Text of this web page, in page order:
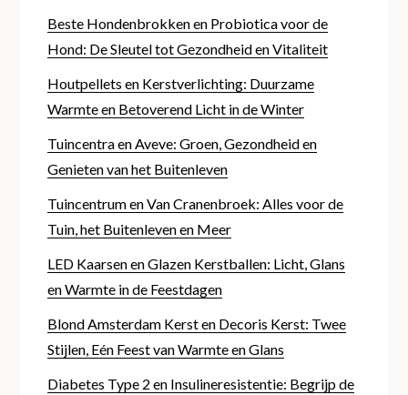
Beste Hondenbrokken en Probiotica voor de
Hond: De Sleutel tot Gezondheid en Vitaliteit
Houtpellets en Kerstverlichting: Duurzame
Warmte en Betoverend Licht in de Winter
Tuincentra en Aveve: Groen, Gezondheid en
Genieten van het Buitenleven
Tuincentrum en Van Cranenbroek: Alles voor de
Tuin, het Buitenleven en Meer
LED Kaarsen en Glazen Kerstballen: Licht, Glans
en Warmte in de Feestdagen
Blond Amsterdam Kerst en Decoris Kerst: Twee
Stijlen, Eén Feest van Warmte en Glans
Diabetes Type 2 en Insulineresistentie: Begrijp de